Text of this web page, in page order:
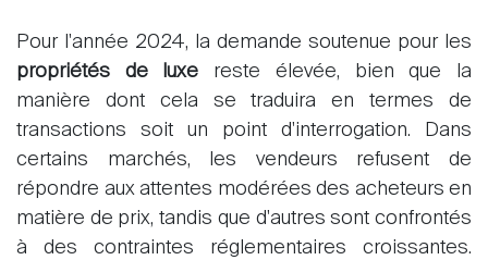
Pour l'année 2024, la demande soutenue pour les
propriétés de luxe reste élevée, bien que la
manière dont cela se traduira en termes de
transactions soit un point d'interrogation. Dans
certains marchés, les vendeurs refusent de
répondre aux attentes modérées des acheteurs en
matière de prix, tandis que d'autres sont confrontés
à des contraintes réglementaires croissantes.